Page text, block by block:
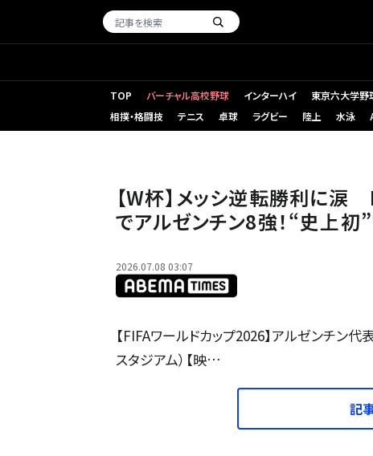
TOP バーチャル高校野球 インターハイ 東京六大学野
相撲・格闘技
テニス 卓球 ラグビー 陸上 水泳
【W杯】メッシ逆転勝利に
でアルゼンチン8強！“史上
2026.07.08 03:07
【FIFAワールドカップ2026】アルゼンチン
スタジアム）【映…
記